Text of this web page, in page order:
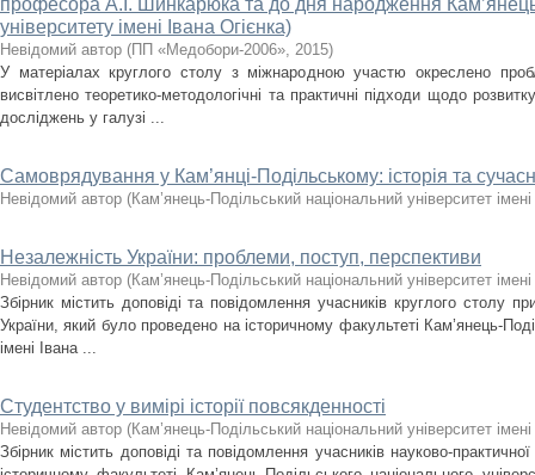
професора А.І. Шинкарюка та до дня народження
університету імені Івана Огієнка)
Невідомий автор (ПП «Медобори-2006», 2015)
У матеріалах круглого столу з міжнародною участю окреслено
висвітлено теоретико-методологічні та практичні підходи щодо
досліджень у галузі ...
Самоврядування у Кам’янці-Подільському: історія та
Невідомий автор (Кам’янець-Подільський національний університет
Незалежність України: проблеми, поступ, перспективи
Невідомий автор (Кам’янець-Подільський національний університет
Збірник містить доповіді та повідомлення учасників круглого столу
України, який було проведено на історичному факультеті Кам’янець-
імені Івана ...
Студентство у вимірі історії повсякденності
Невідомий автор (Кам’янець-Подільський національний університет
Збірник містить доповіді та повідомлення учасників науково-